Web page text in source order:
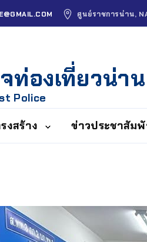
ศูนย์ราชการน่าน,
ท่องเที่ยวน่าน
Police
งสร้าง
ข้อมูลผู้บังคับบัญชา
ข่าวประชาสัม
ประมาณประจ
2568